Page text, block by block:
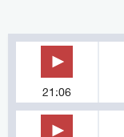
21:06